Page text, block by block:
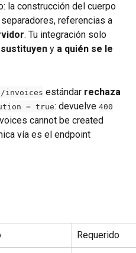
la construcción del cuerpo
referencias a
. Tu integración solo
y a quién se le
/invoices estándar rechaza
= true: devuelve 400
cannot be created
vía es el endpoint
Requerido